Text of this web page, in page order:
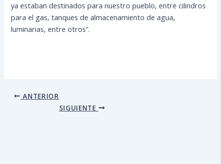
ya estaban destinados para nuestro pueblo, entre cilindros
para el gas, tanques de almacenamiento de agua,
luminarias, entre otros”.
ANTERIOR
SIGUIENTE